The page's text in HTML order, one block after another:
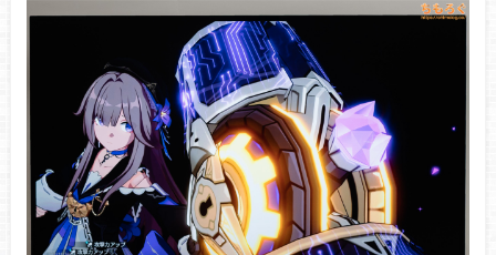
規格 CIE1931
CIE1976
sRGB
もっとも一般的な色域
100% 100%